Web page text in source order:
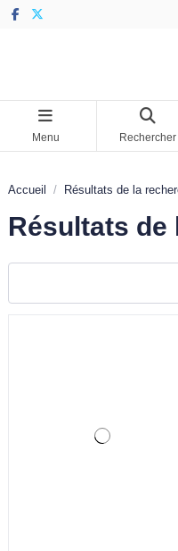
Menu Rechercher
Accueil Résultats de la
Résultats de